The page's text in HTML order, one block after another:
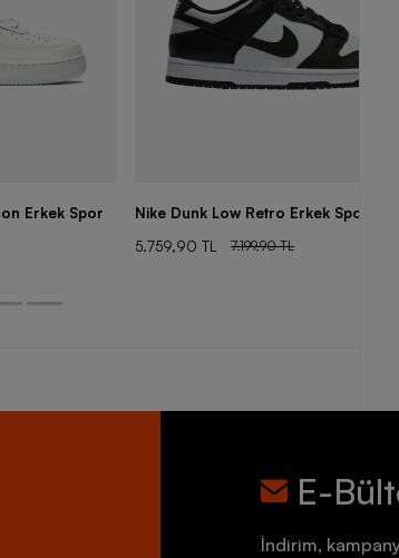
Erkek Spor
Nike Dunk Low Retro Erkek Spor
5.759,90 TL
7.199,90 TL
E-
İndirim,